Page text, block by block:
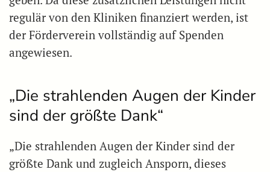
regulär von den Kliniken finanziert werden, ist
der Förderverein vollständig auf Spenden
angewiesen.
„Die strahlenden Augen der Kinder
sind der größte Dank“
„Die strahlenden Augen der Kinder sind der
größte Dank und zugleich Ansporn, dieses